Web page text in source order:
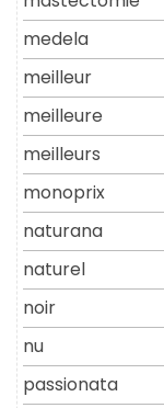
medela
meilleur
meilleure
meilleurs
monoprix
naturana
naturel
noir
nu
passionata